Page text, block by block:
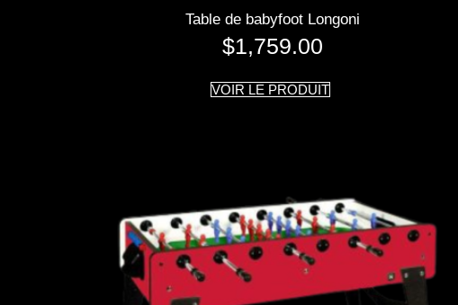
Table de babyfoot Longoni
$1,759.00
VOIR LE PRODUIT